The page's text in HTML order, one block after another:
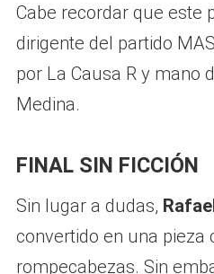
Cabe recordar que este
dirigente del partido
por La Causa R y mano
Medina.
FINAL SIN FICCIÓN
Sin lugar a dudas,
convertido en una pieza
rompecabezas. Sin